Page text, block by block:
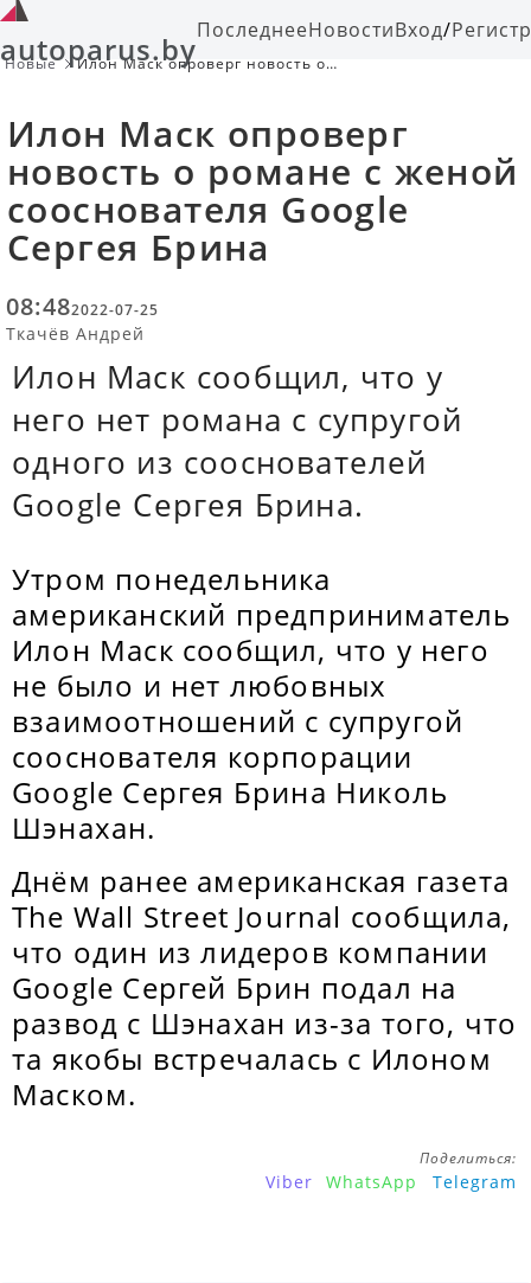
autoparus.byПоследнееНовостиВход/
Новые
Илон Маск опроверг новость о
Илон Маск опроверг
новость о романе с женой
сооснователя Google
Сергея Брина
08:482022-07-25
Ткачёв Андрей
Илон Маск сообщил, что у
него нет романа с супругой
одного из сооснователей
Google Сергея Брина.
Утром понедельника
американский предприниматель
Илон Маск сообщил, что у него
не было и нет любовных
взаимоотношений с супругой
сооснователя корпорации
Google Сергея Брина Николь
Шэнахан.
Днём ранее американская газета
The Wall Street Journal сообщила,
что один из лидеров компании
Google Сергей Брин подал на
развод с Шэнахан из-за того, что
та якобы встречалась с Илоном
Маском.
Поделиться:
Viber WhatsApp Telegram